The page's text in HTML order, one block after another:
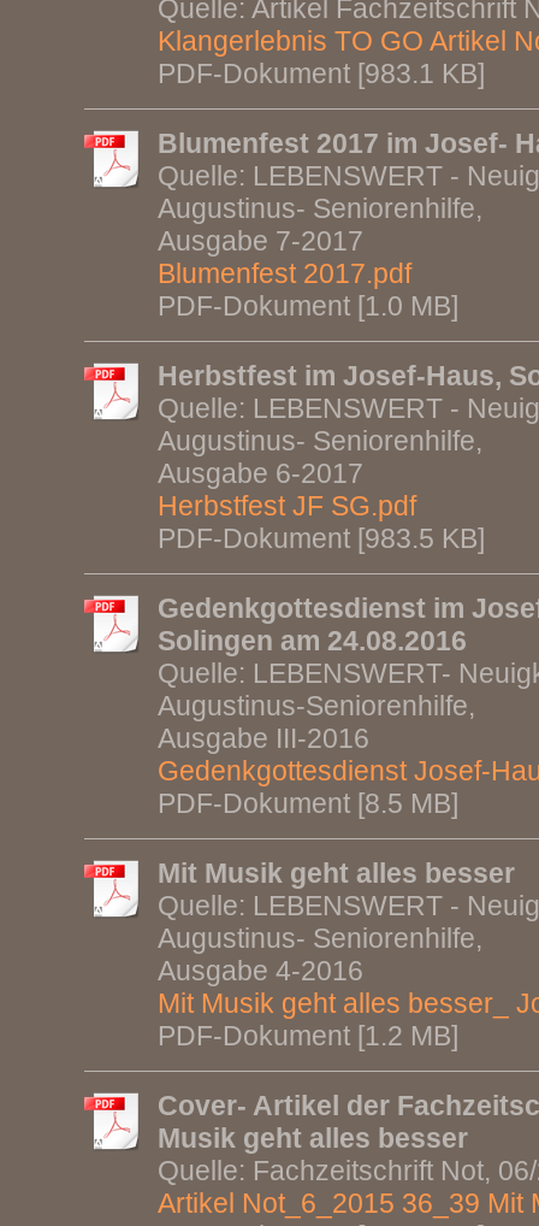
Quelle: Artikel Fachzeitschrift
Klangerlebnis TO GO Artikel
PDF-Dokument [983.1 KB]
Blumenfest 2017 im Josef-
Quelle: LEBENSWERT -
Augustinus- Seniorenhilfe,
Ausgabe 7-2017
Blumenfest 2017.pdf
PDF-Dokument [1.0 MB]
Herbstfest im Josef-Haus,
Quelle: LEBENSWERT -
Augustinus- Seniorenhilfe,
Ausgabe 6-2017
Herbstfest JF SG.pdf
PDF-Dokument [983.5 KB]
Gedenkgottesdienst im
Solingen am 24.08.2016
Quelle: LEBENSWERT-
Augustinus-Seniorenhilfe,
Ausgabe III-2016
Gedenkgottesdienst Josef-
PDF-Dokument [8.5 MB]
Mit Musik geht alles besser
Quelle: LEBENSWERT -
Augustinus- Seniorenhilfe,
Ausgabe 4-2016
Mit Musik geht alles besser_
PDF-Dokument [1.2 MB]
Cover- Artikel der
Musik geht alles besser
Quelle: Fachzeitschrift Not,
Artikel Not_6_2015 36_39 Mit